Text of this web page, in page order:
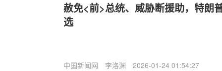
赦免<前>总统、威胁断援助，特朗
选
中国新闻网 李洛渊 2026-01-24 01:54:27